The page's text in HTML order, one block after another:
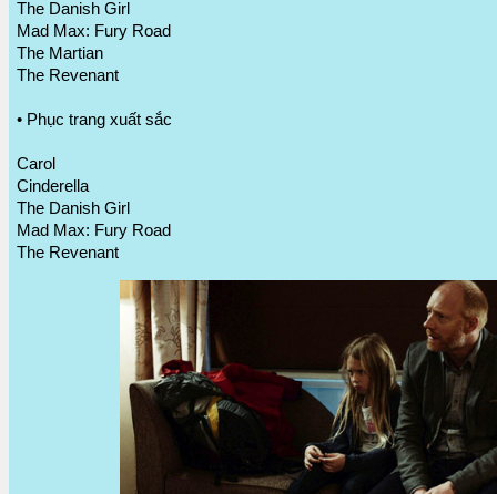
The Danish Girl
Mad Max: Fury Road
The Martian
The Revenant
• Phục trang xuất sắc
Carol
Cinderella
The Danish Girl
Mad Max: Fury Road
The Revenant